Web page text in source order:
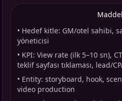
• Hedef kitle: GM/otel sahibi,
yöneticisi
• KPI: View rate (ilk 5–10 sn),
teklif sayfası tıklaması, lead/
• Entity: storyboard, hook,
video production